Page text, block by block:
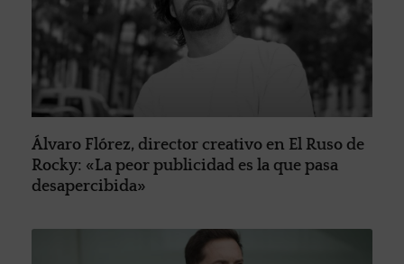
Álvaro Flórez, director creativo en El Ruso de
Rocky: «La peor publicidad es la que pasa
desapercibida»